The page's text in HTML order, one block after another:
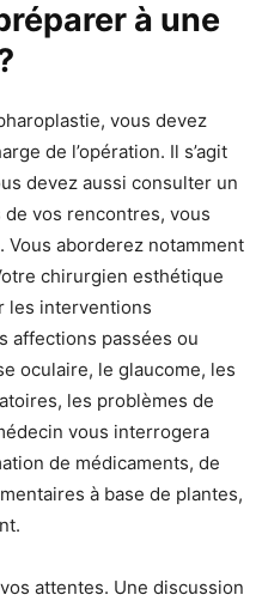
à une
vous devez
de l’opération. Il s’agit
devez aussi consulter un
vos rencontres, vous
aborderez notamment
chirurgien esthétique
les interventions
affections passées ou
oculaire, le glaucome, les
les problèmes de
vous interrogera
de médicaments, de
à base de plantes,
attentes. Une discussion